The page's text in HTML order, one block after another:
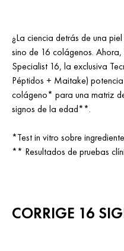
¿La ciencia detrás de una
sino de 16 colágenos.
Specialist 16, la exclusiva
Péptidos + Maitake)
colágeno* para una matriz
signos de la edad**.
*Test in vitro sobre
** Resultados de pruebas
CORRIGE 16